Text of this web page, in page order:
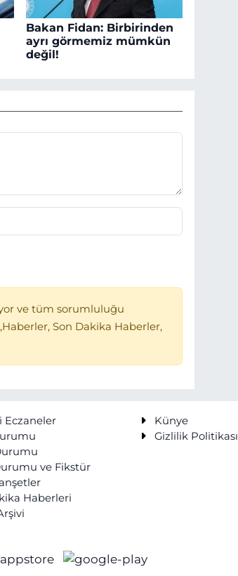
Bakan Fidan: Birbirinden
ayrı görmemiz mümkün
değil!
ve tüm sorumluluğu
Son Dakika Haberler,
Eczaneler
ve Fikstür
Haberleri
Künye
Gizlilik Politikası